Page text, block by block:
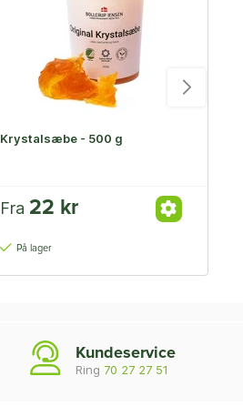
Krystalsæbe - 500 g
Fra 22 kr
På lager
Kundeservice
Ring 70 27 27 51